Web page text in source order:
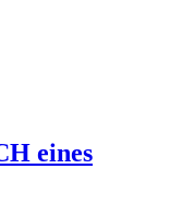
eines